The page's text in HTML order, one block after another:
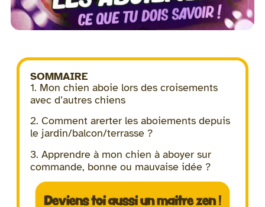
SOMMAIRE
1. Mon chien aboie lors des croisements
avec d’autres chiens
2. Comment arerter les aboiements depuis
le jardin/balcon/terrasse ?
3. Apprendre à mon chien à aboyer sur
commande, bonne ou mauvaise idée ?